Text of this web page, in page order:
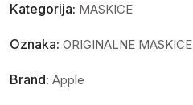
Kategorija: MASKICE
Oznaka: ORIGINALNE MASKICE
Brand: Apple